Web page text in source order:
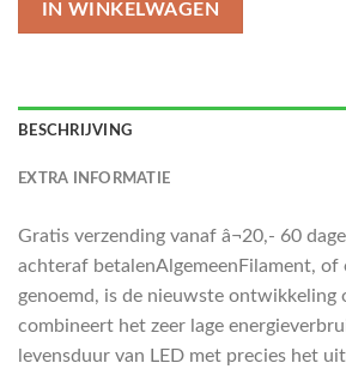
IN WINKELWAGEN
BESCHRIJVING
EXTRA INFORMATIE
Gratis verzending vanaf â¬20,- 60
achteraf betalenAlgemeenFilament, of
genoemd, is de nieuwste ontwikkeling
combineert het zeer lage
levensduur van LED met precies het